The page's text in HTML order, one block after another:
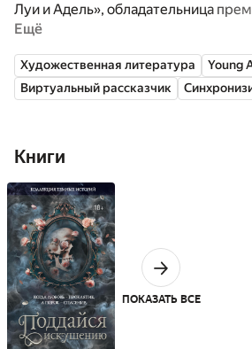
Луи и Адель», обладательница
2018 Young Adult». Дана пишет свои
но последние 10 лет живет в
Ещё
Художественная литература Young
Виртуальный рассказчик
Книги
ПОКАЗАТЬ ВСЕ